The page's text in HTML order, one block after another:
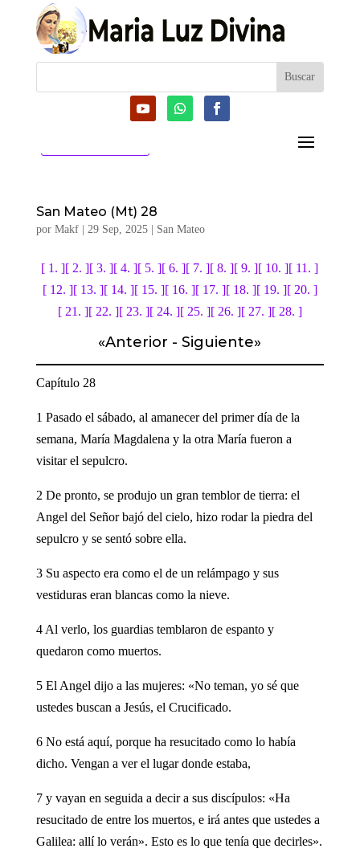
San Mateo (Mt) 28
por Makf| 29 Sep, 2025| San Mateo
[ 1. ][ 2. ][ 3. ][ 4. ][ 5. ][ 6. ][ 7. ][ 8. ][ 9. ][ 10. ][ 11. ]
[ 12. ][ 13. ][ 14. ][ 15. ][ 16. ][ 17. ][ 18. ][ 19. ][ 20. ]
[ 21. ][ 22. ][ 23. ][ 24. ][ 25. ][ 26. ][ 27. ][ 28. ]
«Anterior -Siguiente»
Capítulo 28
1 Pasado el sábado, al amanecer del primer día de la
semana, María Magdalena y la otra María fueron a
visitar el sepulcro.
2 De pronto, se produjo un gran temblor de tierra: el
Angel del Señor bajó del cielo, hizo rodar la piedra del
sepulcro y se sentó sobre ella.
3 Su aspecto era como el de un relámpago y sus
vestiduras eran blancas como la nieve.
4 Al verlo, los guardias temblaron de espanto y
quedaron como muertos.
5 El Angel dijo a las mujeres: «No teman, yo sé que
ustedes buscan a Jesús, el Crucificado.
6 No está aquí, porque ha resucitado como lo había
dicho. Vengan a ver el lugar donde estaba,
7 y vayan en seguida a decir a sus discípulos: «Ha
resucitado de entre los muertos, e irá antes que ustedes a
Galilea: allí lo verán». Esto es lo que tenía que decirles».